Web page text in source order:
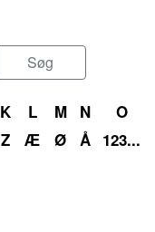
K L M N
O
Z Æ Ø Å 123...